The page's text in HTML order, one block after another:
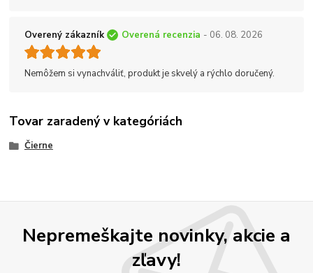
Overený zákazník Overená recenzia - 06. 08. 2026
Nemôžem si vynachváliť, produkt je skvelý a rýchlo doručený.
Tovar zaradený v kategóriách
Čierne
Nepremeškajte novinky, akcie a
zľavy!